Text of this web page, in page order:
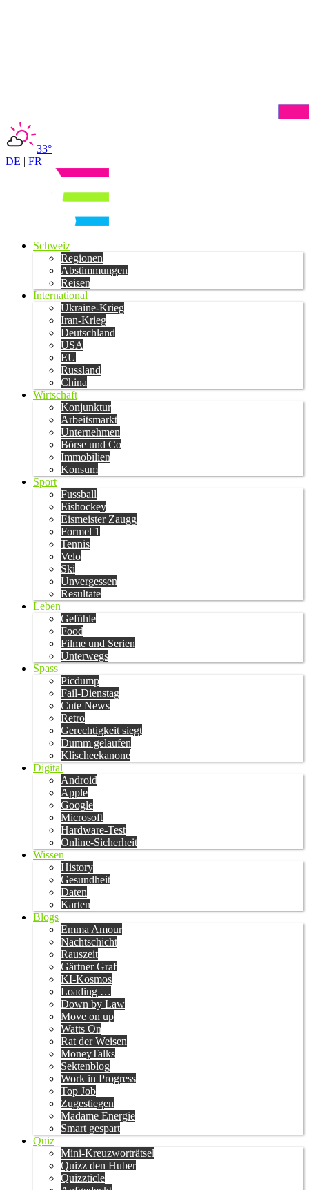
33°
DE | FR
Schweiz
Regionen
Abstimmungen
Reisen
International
Ukraine-Krieg
Iran-Krieg
Deutschland
USA
EU
Russland
China
Wirtschaft
Konjunktur
Arbeitsmarkt
Unternehmen
Börse und Co
Immobilien
Konsum
Sport
Fussball
Eishockey
Eismeister Zaugg
Formel 1
Tennis
Velo
Ski
Unvergessen
Resultate
Leben
Gefühle
Food
Filme und Serien
Unterwegs
Spass
Picdump
Fail-Dienstag
Cute News
Retro
Gerechtigkeit siegt
Dumm gelaufen
Klischeekanone
Digital
Android
Apple
Google
Microsoft
Hardware-Test
Online-Sicherheit
Wissen
History
Gesundheit
Daten
Karten
Blogs
Emma Amour
Nachtschicht
Rauszeit
Gärtner Graf
KI-Kosmos
Loading …
Down by Law
Move on up
Watts On
Rat der Weisen
MoneyTalks
Sektenblog
Work in Progress
Top Job
Zugestiegen
Madame Energie
Smart gespart
Quiz
Mini-Kreuzworträtsel
Quizz den Huber
Quizzticle